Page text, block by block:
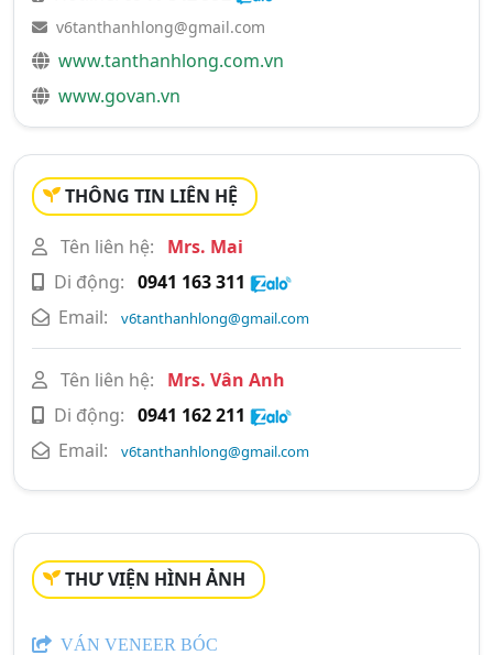
v6tanthanhlong@gmail.com
www.tanthanhlong.com.vn
www.govan.vn
THÔNG TIN LIÊN HỆ
Tên liên hệ:
Mrs. Mai
Di động: 0941 163 311
Email:
v6tanthanhlong@gmail.com
Tên liên hệ:
Mrs. Vân Anh
Di động: 0941 162 211
Email:
v6tanthanhlong@gmail.com
THƯ VIỆN HÌNH ẢNH
VÁN VENEER BÓC